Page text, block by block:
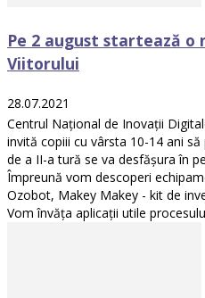
Pe 2 august startează o
Viitorului
28.07.2021
Centrul Național de Inovații
invită copiii cu vârsta 10-14 ani
de a II-a tură se va desfășura în
Împreună vom descoperi
Ozobot, Makey Makey - kit de
Vom învăța aplicații utile